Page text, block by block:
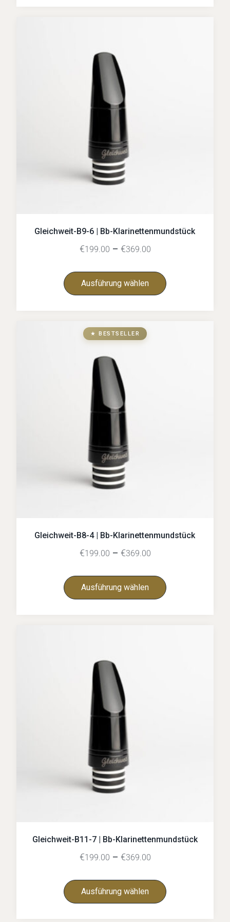
Gleichweit-B9-6 | Bb-Klarinettenmundstück
€199.00 – €369.00
Ausführung wählen
★ BESTSELLER
Gleichweit-B8-4 | Bb-Klarinettenmundstück
€199.00 – €369.00
Ausführung wählen
Gleichweit-B11-7 | Bb-Klarinettenmundstück
€199.00 – €369.00
Ausführung wählen